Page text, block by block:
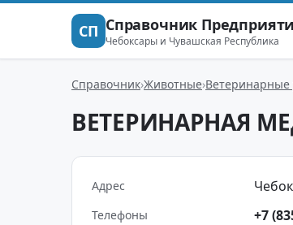
СП Справочник
Чебоксары и Чувашская Республика
Справочник Животные Ветеринарные
ВЕТЕРИНАРНАЯ
Адрес
Телефоны
+7